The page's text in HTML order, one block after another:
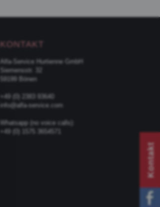
Kontakt
KONTAKT
Alfa-Service Hurtienne GmbH
Siemensstr. 32
59199 Bönen
+49 (0) 2383 93640
info@alfa-service.com
Whatsapp (no voice calls):
+49 (0) 1575 3654571